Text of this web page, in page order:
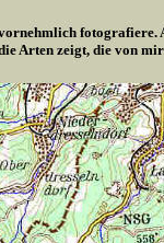
fotografiere.
zeigt, die von mir